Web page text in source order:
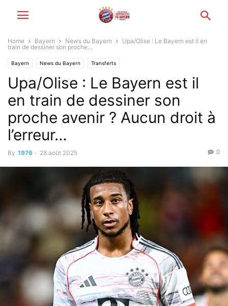
Home Bayern News du Bayern
Upa/Olise : Le Bayern est il en
train de dessiner son proche...
Bayern News du Bayern Transferts
Upa/Olise : Le Bayern est il
en train de dessiner son
proche avenir ? Aucun droit à
l’erreur…
By 1976 - 28 août 2025 0